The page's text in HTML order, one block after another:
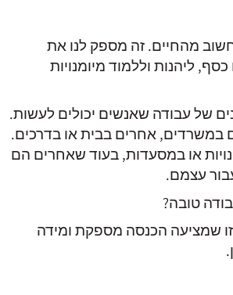
מהחיים. זה מספק לנו את
ליהנות וללמוד מיומנויות
של עבודה שאנשים יכולים לעשות.
במשרדים, אחרים בבית או בדרכים.
או במסעדות, בעוד שאחרים הם
עצמם.
טובה?
שמציעה הכנסה מספקת ומידה